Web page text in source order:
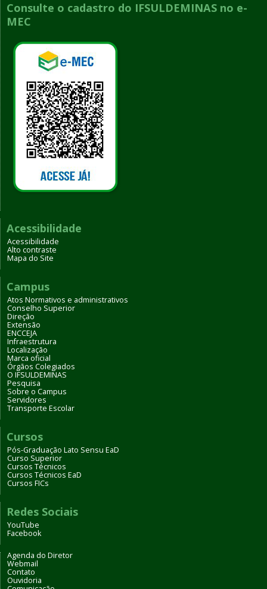
Consulte o cadastro do IFSULDEMINAS no e-
MEC
Acessibilidade
Acessibilidade
Alto contraste
Mapa do Site
Campus
Atos Normativos e administrativos
Conselho Superior
Direção
Extensão
ENCCEJA
Infraestrutura
Localização
Marca oficial
Órgãos Colegiados
O IFSULDEMINAS
Pesquisa
Sobre o Campus
Servidores
Transporte Escolar
Cursos
Pós-Graduação Lato Sensu EaD
Curso Superior
Cursos Técnicos
Cursos Técnicos EaD
Cursos FICs
Redes Sociais
YouTube
Facebook
Agenda do Diretor
Webmail
Contato
Ouvidoria